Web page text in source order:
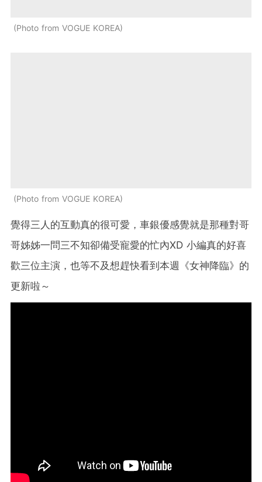
Photo from VOGUE KOREA
Photo from VOGUE KOREA
覺得三人的互動真的很可愛，車銀優感覺就是那種對哥
哥姊姊一問三不知卻備受寵愛的忙內XD 小編真的好喜
歡三位主演，也等不及想趕快看到本週《女神降臨》的
更新啦～